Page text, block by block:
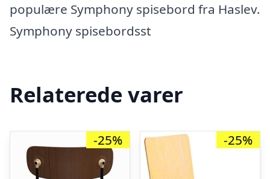
populære Symphony spisebord fra Haslev.
Symphony spisebordsst
Relaterede varer
-25% -25%